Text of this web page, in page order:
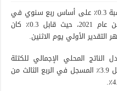
توسع اقتصاد منطقة اليورو بنسبة 0.3٪ على أساس ربع سنوي في
الأشهر الثلاثة حتى ديسمبر من عام 2021، حيث قابل 0.3٪ كان
المحلي الإجمالي للكتلة
بنسبة 4.6٪ في الربع الرابع مقابل 3.9٪ المسجل في الربع الثالث من